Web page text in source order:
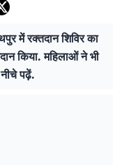
में रक्तदान शिविर का
किया. महिलाओं ने भी
पढ़ें.